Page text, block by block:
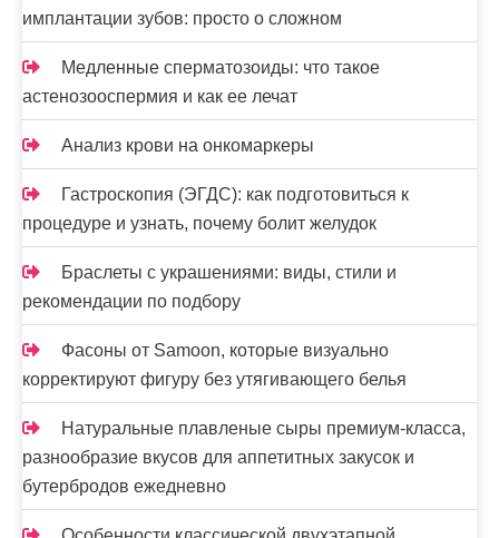
имплантации зубов: просто о сложном
Медленные сперматозоиды: что такое
астенозооспермия и как ее лечат
Анализ крови на онкомаркеры
Гастроскопия (ЭГДС): как подготовиться к
процедуре и узнать, почему болит желудок
Браслеты с украшениями: виды, стили и
рекомендации по подбору
Фасоны от Samoon, которые визуально
корректируют фигуру без утягивающего белья
Натуральные плавленые сыры премиум-класса,
разнообразие вкусов для аппетитных закусок и
бутербродов ежедневно